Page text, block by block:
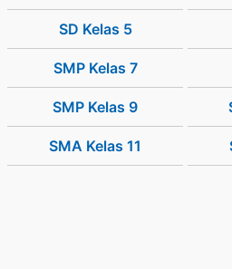
SD Kelas 5
SMP Kelas 7
SMP Kelas 9
SMA Kelas 11